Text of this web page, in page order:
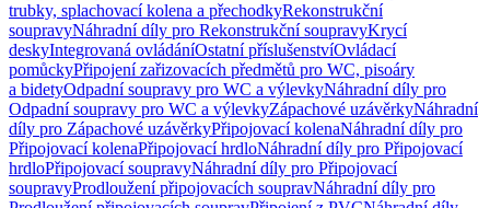
trubky, splachovací kolena a přechodkyRekonstrukční
soupravyNáhradní díly pro Rekonstrukční soupravyKrycí
deskyIntegrovaná ovládáníOstatní příslušenstvíOvládací
pomůckyPřipojení zařizovacích předmětů pro WC, pisoáry
a bidetyOdpadní soupravy pro WC a výlevkyNáhradní díly pro
Odpadní soupravy pro WC a výlevkyZápachové uzávěrkyNáhradní
díly pro Zápachové uzávěrkyPřipojovací kolenaNáhradní díly pro
Připojovací kolenaPřipojovací hrdloNáhradní díly pro Připojovací
hrdloPřipojovací soupravyNáhradní díly pro Připojovací
soupravyProdloužení připojovacích soupravNáhradní díly pro